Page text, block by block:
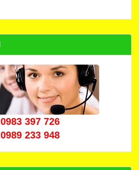
0983 397 726
0989 233 948